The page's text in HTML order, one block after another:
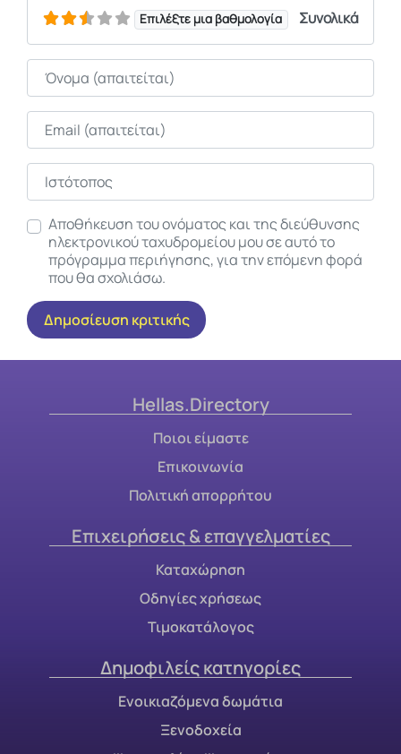
Επιλέξτε μια βαθμολογία Συνολικά
Όνομα
Email
Ιστότοπος
Αποθήκευση του ονόματος και της διεύθυνσης
ηλεκτρονικού ταχυδρομείου μου σε αυτό το
πρόγραμμα περιήγησης, για την επόμενη φορά
που θα σχολιάσω.
Hellas.Directory
Ποιοι είμαστε
Επικοινωνία
Πολιτική απορρήτου
Επιχειρήσεις & επαγγελματίες
Καταχώρηση
Οδηγίες χρήσεως
Τιμοκατάλογος
Δημοφιλείς κατηγορίες
Ενοικιαζόμενα δωμάτια
Ξενοδοχεία